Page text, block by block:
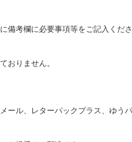
備考欄に必要事項等をご記入くださ
おりません。
ール、レターパックプラス、ゆう